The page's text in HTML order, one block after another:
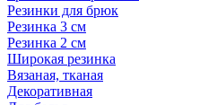
Резинки для брюк
Резинка 3 см
Резинка 2 см
Широкая резинка
Вязаная, тканая
Декоративная